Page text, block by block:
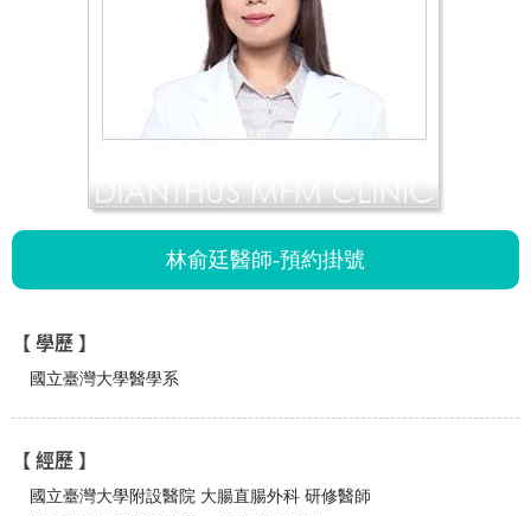
林俞廷醫師-預約掛號
【 學歷 】
國立臺灣大學醫學系
【 經歷 】
國立臺灣大學附設醫院 大腸直腸外科 研修醫師